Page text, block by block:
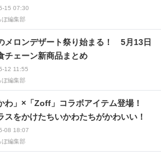
線
の話題
15 07:30
ぼ編集部
12 11:55
ぼ編集部
メロンデザート祭り始まる！ 5月13日
チェーン新商品まとめ
08 18:07
ぼ編集部
わ」×「Zoff」コラボアイテム登場！
スをかけたちいかわたちがかわいい！